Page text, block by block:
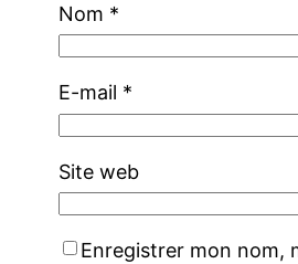
Nom *
E-mail *
Site web
Enregistrer mon nom,